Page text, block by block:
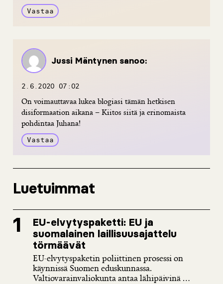
Vastaa
Jussi Mäntynen sanoo:
2.6.2020 07:02
On voimauttavaa lukea blogiasi tämän hetkisen
disiformaation aikana – Kiitos siitä ja erinomaista
pohdintaa Juhana!
Vastaa
Luetuimmat
EU-elvytyspaketti: EU ja
suomalainen laillisuusajattelu
törmäävät
EU-elvytyspaketin poliittinen prosessi on
käynnissä Suomen eduskunnassa.
Valtiovarainvaliokunta antaa lähipäivinä ...